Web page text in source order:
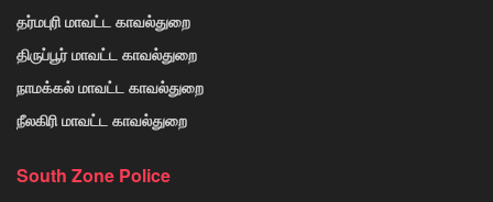
தர்மபுரி மாவட்ட காவல்துறை
திருப்பூர் மாவட்ட காவல்துறை
நாமக்கல் மாவட்ட காவல்துறை
நீலகிரி மாவட்ட காவல்துறை
South Zone Police